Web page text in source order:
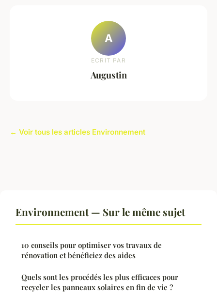
A
ECRIT PAR
Augustin
← Voir tous les articles Environnement
Environnement — Sur le même sujet
10 conseils pour optimiser vos travaux de
rénovation et bénéficiez des aides
Quels sont les procédés les plus efficaces pour
recycler les panneaux solaires en fin de vie ?